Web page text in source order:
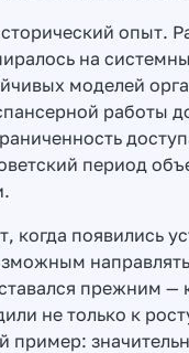
опыт.
на
моделей
работы
период
когда появились
прежним —
не только к
пример: